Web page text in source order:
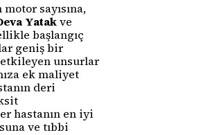
sayısına,
Yatakve
başlangıç
geniş bir
etkileyen unsurlar
ek maliyet
deri
hastanın en iyi
ve tıbbi